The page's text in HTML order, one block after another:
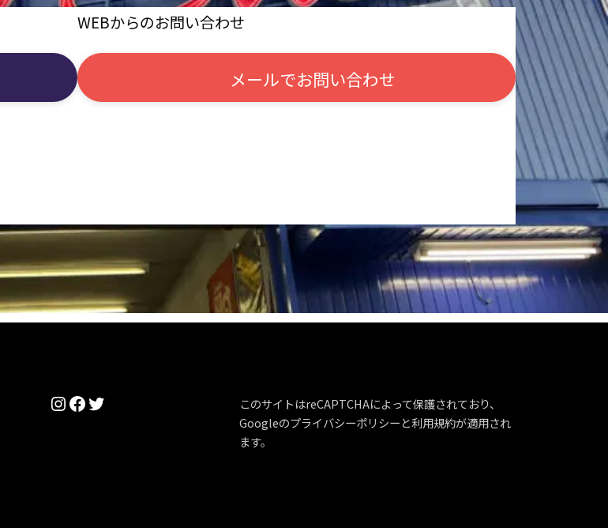
WEBからのお問い合わせ
メールでお問い合わせ
Instagram
Facebook
Twitter
このサイトはreCAPTCHAによって保護されており、
Googleのプライバシーポリシーと利用規約が適用され
ます。